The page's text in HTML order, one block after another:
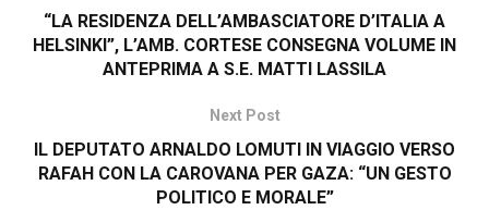
“LA RESIDENZA DELL’AMBASCIATORE D’ITALIA A
HELSINKI”, L’AMB. CORTESE CONSEGNA VOLUME IN
ANTEPRIMA A S.E. MATTI LASSILA
Next Post
IL DEPUTATO ARNALDO LOMUTI IN VIAGGIO VERSO
RAFAH CON LA CAROVANA PER GAZA: “UN GESTO
POLITICO E MORALE”